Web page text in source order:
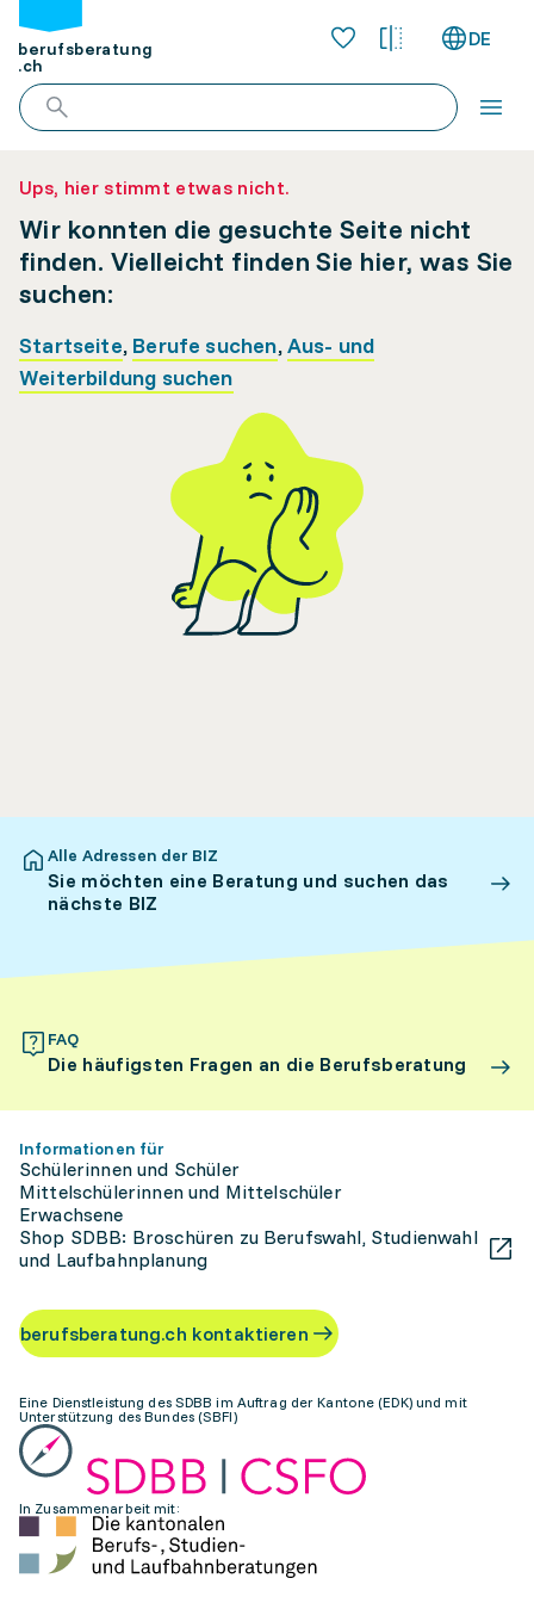
berufsberatung
.ch
DE
Ups, hier stimmt etwas nicht.
Wir konnten die gesuchte Seite nicht
finden. Vielleicht finden Sie hier, was Sie
suchen:
Startseite, Berufe suchen,Aus- und
Weiterbildung suchen
Alle Adressen der BIZ
Sie möchten eine Beratung und suchen das
nächste BIZ
FAQ
Die häufigsten Fragen an die Berufsberatung
Informationen für
Schülerinnen und Schüler
Mittelschülerinnen und Mittelschüler
Erwachsene
Shop SDBB: Broschüren zu Berufswahl, Studienwahl
und Laufbahnplanung
berufsberatung.ch kontaktieren
Eine Dienstleistung des SDBB im Auftrag der Kantone (EDK) und mit
Unterstützung des Bundes (SBFI)
In Zusammenarbeit mit: